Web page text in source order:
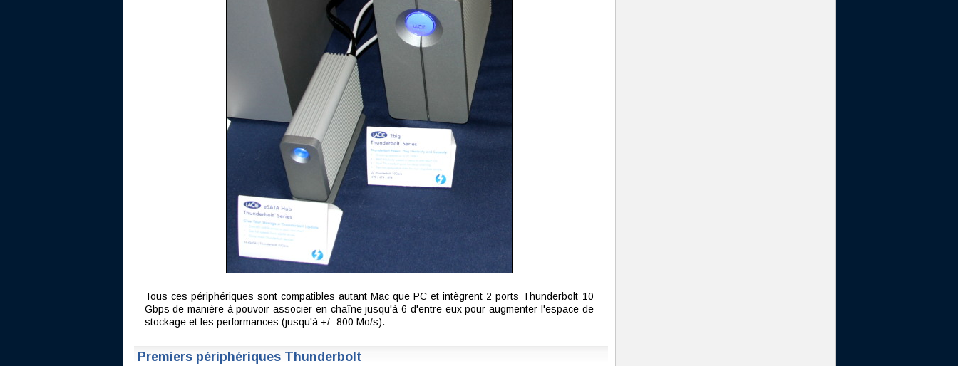
Tous ces périphériques sont compatibles autant Mac que PC et intègrent 2 ports Thunderbolt 10
Gbps de manière à pouvoir associer en chaîne jusqu'à 6 d'entre eux pour augmenter l'espace de
stockage et les performances (jusqu'à +/- 800 Mo/s).
Premiers périphériques Thunderbolt